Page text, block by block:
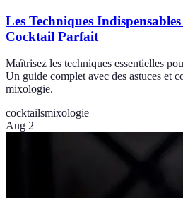
Les Techniques
Cocktail Parfait
Maîtrisez les techniques essentielles
Un guide complet avec des astuces et
mixologie.
cocktailsmixologie
Aug 2